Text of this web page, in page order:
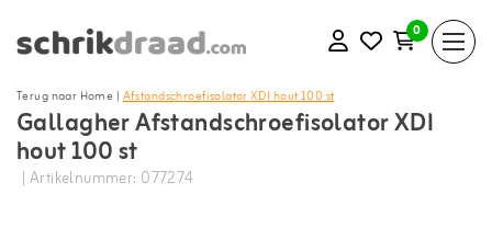
0
Terug naar Home |Afstandschroefisolator XDI hout 100 st
Gallagher Afstandschroefisolator XDI
hout 100 st
| Artikelnummer: 077274